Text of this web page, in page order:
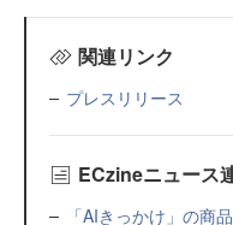
関連リンク
プレスリリース
ECzineニュース
「AIきっかけ」の商